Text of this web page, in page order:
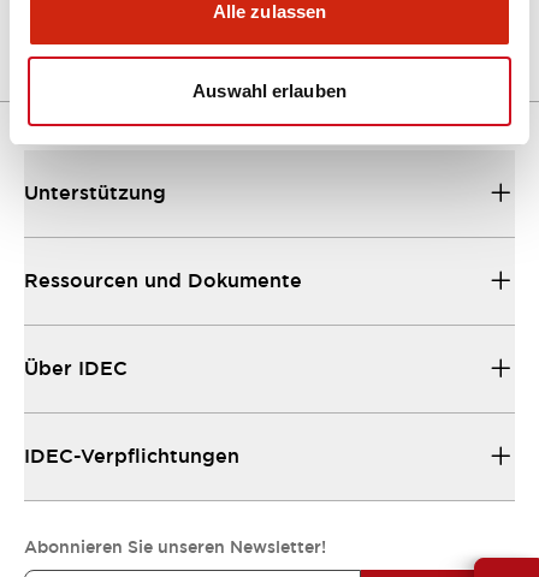
Alle zulassen
Auswahl erlauben
Unterstützung
Ressourcen und Dokumente
Über IDEC
IDEC-Verpflichtungen
Abonnieren Sie unseren Newsletter!